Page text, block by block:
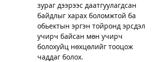
зураг дээрээс даатгуулагдсан
байдлыг харах боломжтой ба
обьектын эргэн тойронд эрсдэл
учирч байсан мөн учирч
болохуйц нөхцөлийг тооцож
чаддаг болох.